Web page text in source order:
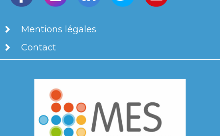
Mentions légales
Contact